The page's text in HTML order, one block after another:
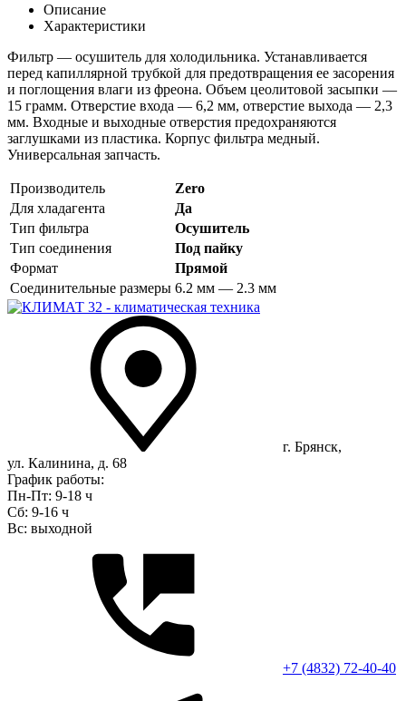
Описание
Характеристики
Фильтр — осушитель для холодильника. Устанавливается
перед капиллярной трубкой для предотвращения ее засорения
и поглощения влаги из фреона. Объем цеолитовой засыпки —
15 грамм. Отверстие входа — 6,2 мм, отверстие выхода — 2,3
мм. Входные и выходные отверстия предохраняются
заглушками из пластика. Корпус фильтра медный.
Универсальная запчасть.
Производитель
Zero
Для хладагента
Да
Тип фильтра
Осушитель
Тип соединения
Под пайку
Формат
Прямой
Соединительные размеры 6.2 мм — 2.3 мм
г. Брянск,
ул. Калинина, д. 68
График работы:
Пн-Пт: 9-18 ч
Сб: 9-16 ч
Вс: выходной
+7 (4832) 72-40-40